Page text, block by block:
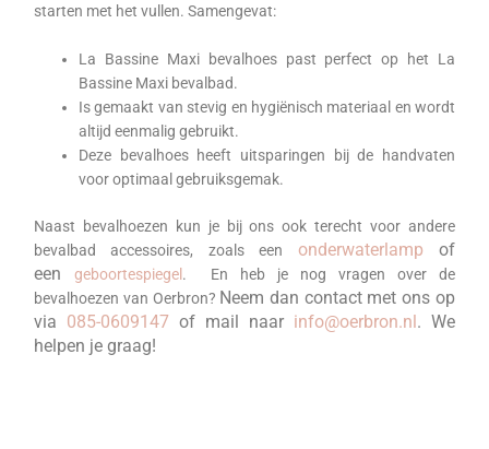
starten met het vullen. Samengevat:
La Bassine Maxi bevalhoes past perfect op het La
Bassine Maxi bevalbad.
Is gemaakt van stevig en hygiënisch materiaal en wordt
altijd eenmalig gebruikt.
Deze bevalhoes heeft uitsparingen bij de handvaten
voor optimaal gebruiksgemak.
Naast bevalhoezen kun je bij ons ook terecht voor andere
bevalbad accessoires, zoals een onderwaterlamp of
eengeboortespiegel . En heb je nog vragen over de
bevalhoezen van Oerbron? Neem dan contact met ons op
via 085-0609147 of mail naar info@oerbron.nl. We
helpen je graag!